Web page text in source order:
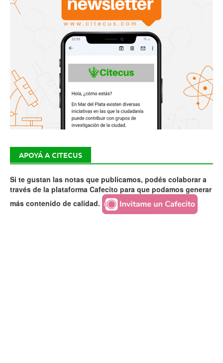
APOYÁ A CITECUS
Si te gustan las notas que publicamos, podés colaborar a
través de la plataforma Cafecito para que podamos generar
más contenido de calidad.